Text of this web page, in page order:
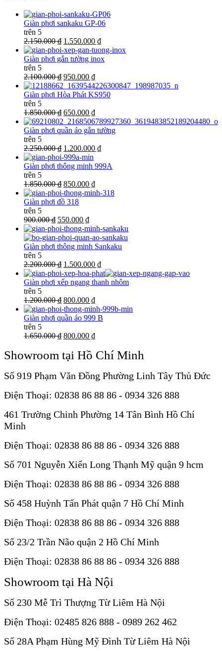
Giàn phơi sankaku GP-06
trên 5
2.150.000 ₫ 1.550.000 ₫
Giàn phơi gắn tường inox
trên 5
2.100.000 ₫ 950.000 ₫
Giàn phơi Hòa Phát KS950
trên 5
1.850.000 ₫ 650.000 ₫
Giàn phơi quần áo gắn tường
trên 5
2.250.000 ₫ 1.200.000 ₫
Giàn phơi thông minh 999A
trên 5
1.850.000 ₫ 850.000 ₫
Giàn phơi đồ 318
trên 5
900.000 ₫ 550.000 ₫
Giàn phơi thông minh Sankaku
trên 5
2.200.000 ₫ 1.500.000 ₫
Giàn phơi xếp ngang thanh nhôm
trên 5
1.200.000 ₫ 800.000 ₫
Giàn phơi quần áo 999 B
trên 5
1.650.000 ₫ 800.000 ₫
Showroom tại Hồ Chí Minh
Số 919 Phạm Văn Đồng Phường Linh Tây Thủ Đức
Điện Thoại: 02838 86 88 86 - 0934 326 888
461 Trường Chinh Phường 14 Tân Bình Hồ Chí
Minh
Điện Thoại: 02838 86 88 86 - 0934 326 888
Số 701 Nguyễn Xiển Long Thạnh Mỹ quận 9 hcm
Điện Thoại: 02838 86 88 86 - 0934 326 888
Số 458 Huỳnh Tấn Phát quận 7 Hồ Chí Minh
Điện Thoại: 02838 86 88 86 - 0934 326 888
Số 23/2 Trần Não quận 2 Hồ Chí Minh
Điện Thoại: 02838 86 88 86 - 0934 326 888
Showroom tại Hà Nội
Số 230 Mễ Trì Thượng Từ Liêm Hà Nội
Điện Thoại: 02485 826 888 - 0989 262 462
Số 28A Phạm Hùng Mỹ Đình Từ Liêm Hà Nội